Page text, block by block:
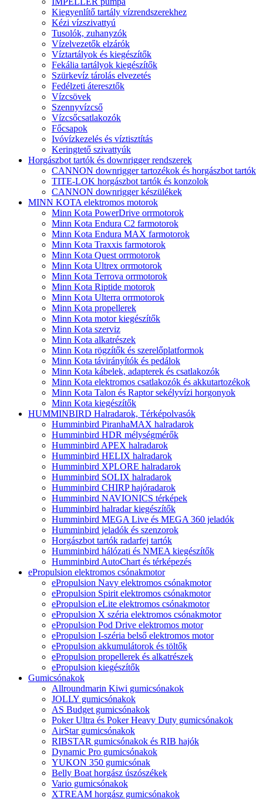
Kiegyenlítő tartály vízrendszerekhez
Kézi vízszivattyú
Tusolók, zuhanyzók
Vízelvezetők elzárók
Víztartályok és kiegészítők
Fekália tartályok kiegészítők
Szürkevíz tárolás elvezetés
Fedélzeti áteresztők
Vízcsövek
Szennyvízcső
Vízcsőcsatlakozók
Főcsapok
Ivóvízkezelés és víztisztítás
Keringtető szivattyúk
Horgászbot tartók és downrigger rendszerek
CANNON downrigger tartozékok és horgászbot tartók
TITE-LOK horgászbot tartók és konzolok
CANNON downrigger készülékek
MINN KOTA elektromos motorok
Minn Kota PowerDrive orrmotorok
Minn Kota Endura C2 farmotorok
Minn Kota Endura MAX farmotorok
Minn Kota Traxxis farmotorok
Minn Kota Quest orrmotorok
Minn Kota Ultrex orrmotorok
Minn Kota Terrova orrmotorok
Minn Kota Riptide motorok
Minn Kota Ulterra orrmotorok
Minn Kota propellerek
Minn Kota motor kiegészítők
Minn Kota szerviz
Minn Kota alkatrészek
Minn Kota rögzítők és szerelőplatformok
Minn Kota távirányítók és pedálok
Minn Kota kábelek, adapterek és csatlakozók
Minn Kota elektromos csatlakozók és akkutartozékok
Minn Kota Talon és Raptor sekélyvízi horgonyok
Minn Kota kiegészítők
HUMMINBIRD Halradarok, Térképolvasók
Humminbird PiranhaMAX halradarok
Humminbird HDR mélységmérők
Humminbird APEX halradarok
Humminbird HELIX halradarok
Humminbird XPLORE halradarok
Humminbird SOLIX halradarok
Humminbird CHIRP hajóradarok
Humminbird NAVIONICS térképek
Humminbird halradar kiegészítők
Humminbird MEGA Live és MEGA 360 jeladók
Humminbird jeladók és szenzorok
Horgászbot tartók radarfej tartók
Humminbird hálózati és NMEA kiegészítők
Humminbird AutoChart és térképezés
ePropulsion elektromos csónakmotor
ePropulsion Navy elektromos csónakmotor
ePropulsion Spirit elektromos csónakmotor
ePropulsion eLite elektromos csónakmotor
ePropulsion X széria elektromos csónakmotor
ePropulsion Pod Drive elektromos motor
ePropulsion I-széria belső elektromos motor
ePropulsion akkumulátorok és töltők
ePropulsion propellerek és alkatrészek
ePropulsion kiegészítők
Gumicsónakok
Allroundmarin Kiwi gumicsónakok
JOLLY gumicsónakok
AS Budget gumicsónakok
Poker Ultra és Poker Heavy Duty gumicsónakok
AirStar gumicsónakok
RIBSTAR gumicsónakok és RIB hajók
Dynamic Pro gumicsónakok
YUKON 350 gumicsónak
Belly Boat horgász úszószékek
Vario gumicsónakok
XTREAM horgász gumicsónakok